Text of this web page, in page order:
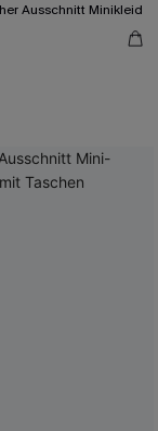
Ausschnitt Minikleid